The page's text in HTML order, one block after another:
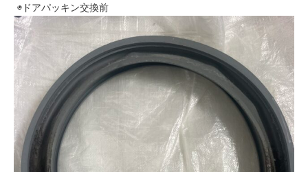
◉ドアパッキン交換前